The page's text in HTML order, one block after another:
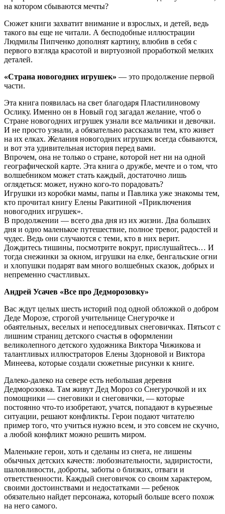
на котором сбываются мечты?
Сюжет книги захватит внимание и взрослых, и детей, ведь
такого вы еще не читали. А бесподобные иллюстрации
Людмилы Пипченко дополнят картину, влюбив в себя с
первого взгляда красотой и виртуозной проработкой мелких
деталей.
«Страна новогодних игрушек» — это продолжение первой
части.
Эта книга появилась на свет благодаря Пластилиновому
Ослику. Именно он в Новый год загадал желание, чтоб о
Стране новогодних игрушек узнали все мальчики и девочки.
И не просто узнали, а обязательно рассказали тем, кто живет
на их елках. Желания новогодних игрушек всегда сбываются,
и вот эта удивительная история перед вами.
Впрочем, она не только о стране, которой нет ни на одной
географической карте. Эта книга о дружбе, мечте и о том, что
волшебником может стать каждый, достаточно лишь
оглядеться: может, нужно кого-то порадовать?
Игрушки из коробки мамы, папы и Павлика уже знакомы тем,
кто прочитал книгу Елены Ракитиной «Приключения
новогодних игрушек».
В продолжении — всего два дня из их жизни. Два больших
дня и одно маленькое путешествие, полное тревог, радостей и
чудес. Ведь они случаются с теми, кто в них верит.
Дождитесь тишины, посмотрите вокруг, прислушайтесь… И
тогда снежинки за окном, игрушки на елке, бенгальские огни
и хлопушки подарят вам много волшебных сказок, добрых и
непременно счастливых.
Андрей Усачев «Все про Дедморозовку»
Вас ждут целых шесть историй под одной обложкой о добром
Деде Морозе, строгой учительнице Снегурочке и
обаятельных, веселых и непоседливых снеговичках. Пятьсот с
лишним страниц детского счастья в оформлении
великолепного детского художника Виктора Чижикова и
талантливых иллюстраторов Елены Здорновой и Виктора
Минеева, которые создали сюжетные рисунки к книге.
Далеко-далеко на севере есть небольшая деревня
Дедморозовка. Там живут Дед Мороз со Снегурочкой и их
помощники — снеговики и снеговички, — которые
постоянно что-то изобретают, учатся, попадают в курьезные
ситуации, решают конфликты. Герои подают читателю
пример того, что учиться нужно всем, и это совсем не скучно,
а любой конфликт можно решить миром.
Маленькие герои, хоть и сделаны из снега, не лишены
обычных детских качеств: любознательности, задиристости,
шаловливости, доброты, заботы о близких, отваги и
ответственности. Каждый снеговичок со своим характером,
своими достоинствами и недостатками — ребенок
обязательно найдет персонажа, который больше всего похож
на него самого.